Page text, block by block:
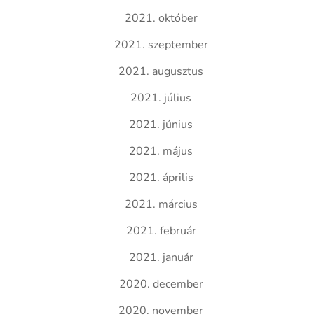
2021. október
2021. szeptember
2021. augusztus
2021. július
2021. június
2021. május
2021. április
2021. március
2021. február
2021. január
2020. december
2020. november